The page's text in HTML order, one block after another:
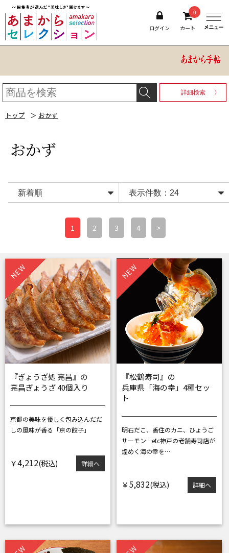
ログイン
0
カート
詳細検索
トップ ＞ おかず
おかず
1 2 3 4 >
NEW
『ぎょうざ処 亮昌』の
亮昌ぎょうざ 40個入り
京都の美味を優しく包み込んだだ
しの風味が香る「京の餃子」
￥4,212 詳細へ
NEW
『松鶴寿司』の
兵庫県「海の幸」4種セッ
ト
明石だこ、香住のカニ、ひょうご
サーモン…etc神戸の老舗寿司店が
煌めく海の幸を…
￥ 5,832 詳細へ